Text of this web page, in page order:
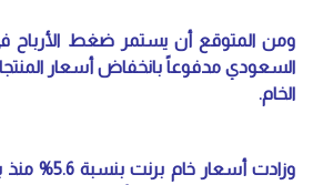
ومن المتوقع أن يستمر ضغط الأرباح
السعودي مدفوعاً بانخفاض أسعار
الخام.
وزادت أسعار